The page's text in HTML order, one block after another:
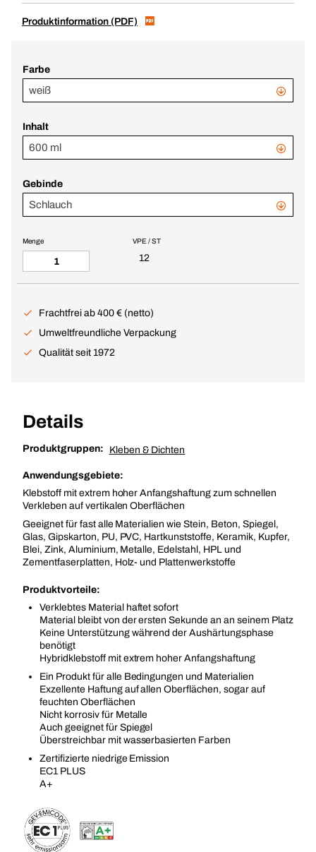
Produktinformation (PDF)
Farbe
weiß
Inhalt
600 ml
Gebinde
Schlauch
VPE / ST
12
Menge
Frachtfrei ab 400 € (netto)
Umweltfreundliche Verpackung
Qualität seit 1972
Details
Produktgruppen: Kleben & Dichten
Anwendungsgebiete:
Klebstoff mit extrem hoher Anfangshaftung zum schnellen
Verkleben auf vertikalen Oberflächen
Geeignet für fast alle Materialien wie Stein, Beton, Spiegel,
Glas, Gipskarton, PU, PVC, Hartkunststoffe, Keramik, Kupfer,
Blei, Zink, Aluminium, Metalle, Edelstahl, HPL und
Zementfaserplatten, Holz- und Plattenwerkstoffe
Produktvorteile:
Verklebtes Material haftet sofort
Material bleibt von der ersten Sekunde an an seinem Platz
Keine Unterstützung während der Aushärtungsphase
benötigt
Hybridklebstoff mit extrem hoher Anfangshaftung
Ein Produkt für alle Bedingungen und Materialien
Exzellente Haftung auf allen Oberflächen, sogar auf
feuchten Oberflächen
Nicht korrosiv für Metalle
Auch geeignet für Spiegel
Überstreichbar mit wasserbasierten Farben
Zertifizierte niedrige Emission
EC1 PLUS
A+